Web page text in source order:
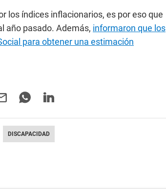
los índices inflacionarios, es por eso que
año pasado. Además, informaron que los
para obtener una estimación
DISCAPACIDAD